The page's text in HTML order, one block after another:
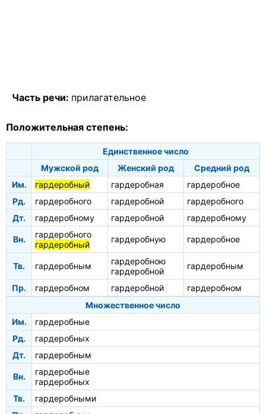
Часть речи: прилагательное
Положительная степень:
Единственное число
Мужской род
Женский род
Средний род
Им.
гардеробный гардеробная
гардеробное
Рд.
гардеробного гардеробной
гардеробного
Дт.
гардеробному гардеробной гардеробному
Вн.
гардеробного
гардеробный
гардеробную гардеробное
Тв. гардеробным
гардеробною
гардеробной
гардеробным
Пр. гардеробном гардеробной
гардеробном
Множественное число
Им.
гардеробные
Рд.
гардеробных
Дт.
гардеробным
Вн.
гардеробные
гардеробных
Тв.
гардеробными